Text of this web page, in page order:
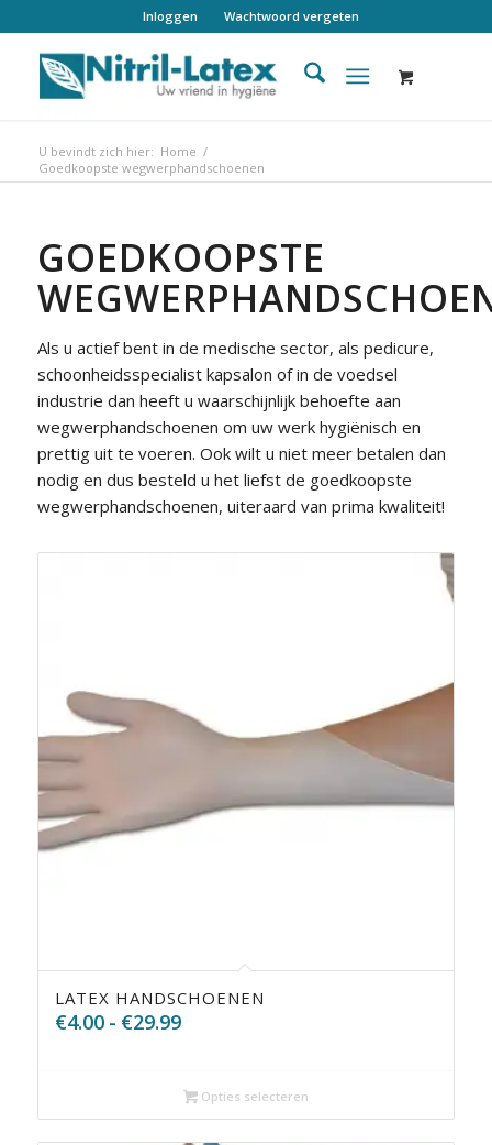
Inloggen Wachtwoord vergeten
U bevindt zich hier: Home /
Goedkoopste wegwerphandschoenen
GOEDKOOPSTE
Als u actief bent in de medische sector, als pedicure,
schoonheidsspecialist kapsalon of in de voedsel
industrie dan heeft u waarschijnlijk behoefte aan
wegwerphandschoenen om uw werk hygiënisch en
prettig uit te voeren. Ook wilt u niet meer betalen dan
nodig en dus besteld u het liefst de goedkoopste
wegwerphandschoenen, uiteraard van prima kwaliteit!
LATEX HANDSCHOENEN
€4.00 - €29.99Prijsklasse:
€29.99
Opties selecteren